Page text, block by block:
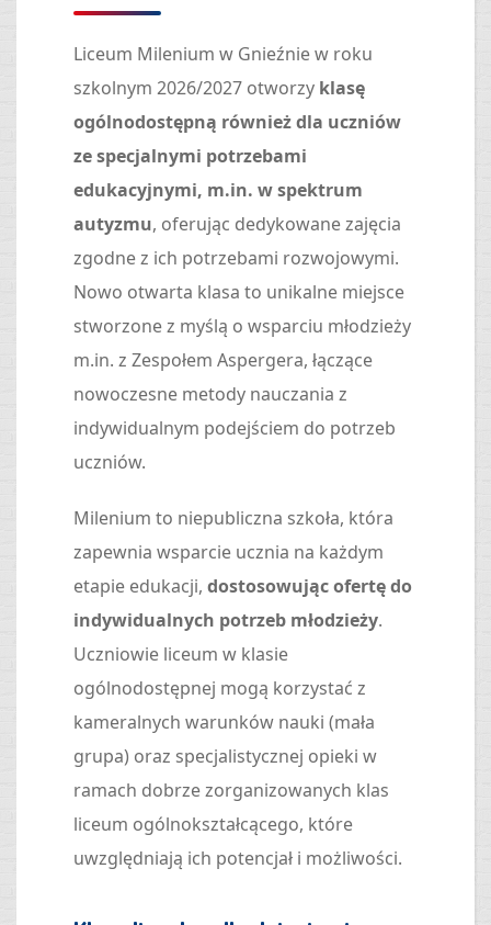
Liceum Milenium w Gnieźnie w roku
szkolnym 2026/2027 otworzy klasę
ogólnodostępną również dla uczniów
ze specjalnymi potrzebami
edukacyjnymi, m.in. w spektrum
autyzmu, oferując dedykowane zajęcia
zgodne z ich potrzebami rozwojowymi.
Nowo otwarta klasa to unikalne miejsce
stworzone z myślą o wsparciu młodzieży
m.in. z Zespołem Aspergera, łączące
nowoczesne metody nauczania z
indywidualnym podejściem do potrzeb
uczniów.
Milenium to niepubliczna szkoła, która
zapewnia wsparcie ucznia na każdym
etapie edukacji, dostosowując ofertę do
indywidualnych potrzeb młodzieży.
Uczniowie liceum w klasie
ogólnodostępnej mogą korzystać z
kameralnych warunków nauki (mała
grupa) oraz specjalistycznej opieki w
ramach dobrze zorganizowanych klas
liceum ogólnokształcącego, które
uwzględniają ich potencjał i możliwości.